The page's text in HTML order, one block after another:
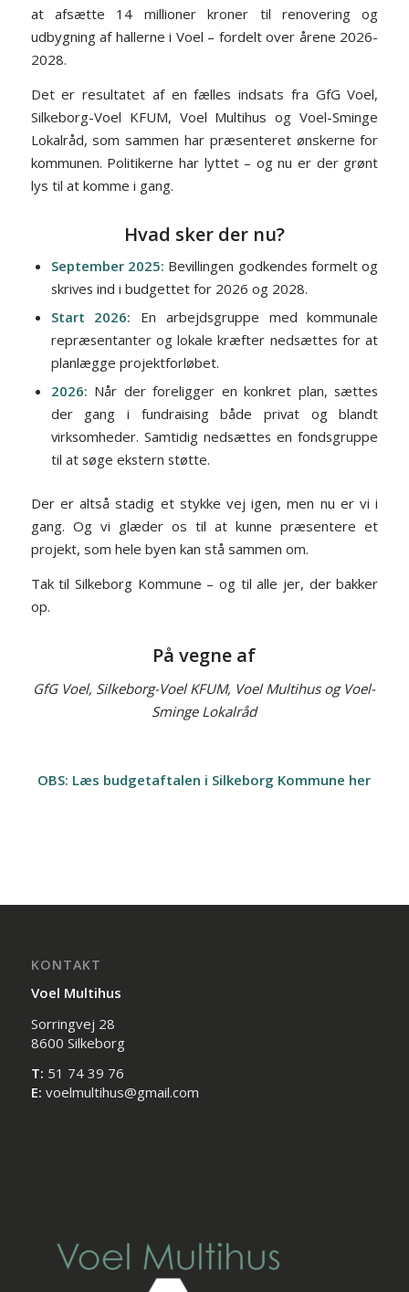
at afsætte 14 millioner kroner til renovering og
udbygning af hallerne i Voel – fordelt over årene 2026-
2028.
Det er resultatet af en fælles indsats fra GfG Voel,
Silkeborg-Voel KFUM, Voel Multihus og Voel-Sminge
Lokalråd, som sammen har præsenteret ønskerne for
kommunen. Politikerne har lyttet – og nu er der grønt
lys til at komme i gang.
Hvad sker der nu?
September 2025: Bevillingen godkendes formelt og
skrives ind i budgettet for 2026 og 2028.
Start 2026: En arbejdsgruppe med kommunale
repræsentanter og lokale kræfter nedsættes for at
planlægge projektforløbet.
2026: Når der foreligger en konkret plan, sættes
der gang i fundraising både privat og blandt
virksomheder. Samtidig nedsættes en fondsgruppe
til at søge ekstern støtte.
Der er altså stadig et stykke vej igen, men nu er vi i
gang. Og vi glæder os til at kunne præsentere et
projekt, som hele byen kan stå sammen om.
Tak til Silkeborg Kommune – og til alle jer, der bakker
op.
På vegne af
GfG Voel, Silkeborg-Voel KFUM, Voel Multihus og Voel-
Sminge Lokalråd
OBS: Læs budgetaftalen i Silkeborg Kommune her
KONTAKT
Voel Multihus
Sorringvej 28
8600 Silkeborg
T: 51 74 39 76
E: voelmultihus@gmail.com